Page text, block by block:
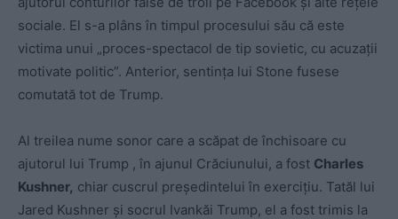
sociale. El s-a plâns în timpul procesului său că este
victima unui „proces-spectacol de tip sovietic, cu acuzații
motivate politic”. Anterior, sentința lui Stone fusese
comutată tot de Trump.
Al treilea nume sonor care a scăpat de închisoare cu
ajutorul lui Trump , în ajunul Crăciunului, a fost Charles
Kushner, chiar cuscrul președintelui în exercițiu. Tatăl lui
Jared Kushner și socrul Ivankăi Trump, el a fost trimis la